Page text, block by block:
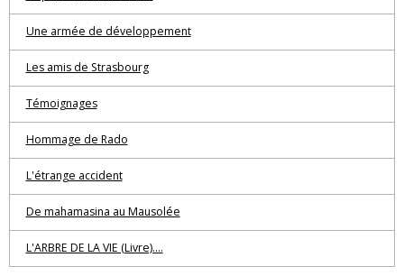
Une armée de développement
Les amis de Strasbourg
Témoignages
Hommage de Rado
L'étrange accident
De mahamasina au Mausolée
L'ARBRE DE LA VIE (Livre)....